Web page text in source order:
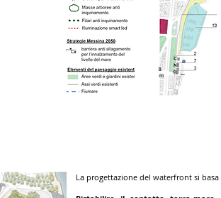
La progettazione del waterfront si